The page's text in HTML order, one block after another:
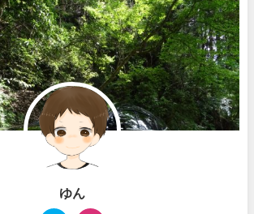
ゆん